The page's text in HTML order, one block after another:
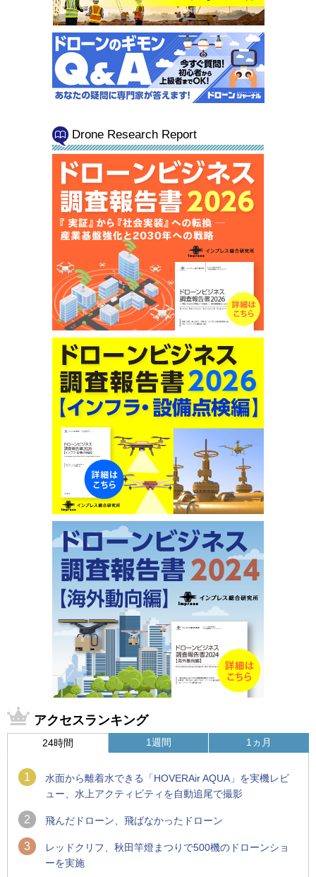
Drone Research Report
アクセスランキング
24時間
1
水面から離着水できる「HOVERAir AQUA」を実機レビ
ュー、水上アクティビティを自動追尾で撮影
2 飛んだドローン、飛ばなかったドローン
3
レッドクリフ、秋田竿燈まつりで500機のドローンショ
ーを実施
1週間 1ヵ月